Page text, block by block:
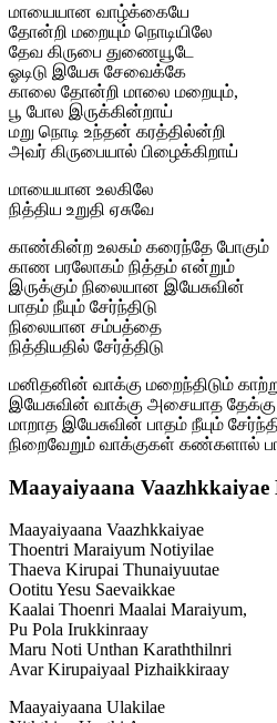
மாயையான வாழ்க்கையே
தோன்றி மறையும் நொடியிலே
தேவ கிருபை துணையூடே
ஓடிடு இயேசு சேவைக்கே
காலை தோன்றி மாலை மறையும்,
பூ போல இருக்கின்றாய்
மறு நொடி உந்தன் கரத்தில்ன்றி
அவர் கிருபையால் பிழைக்கிறாய்
மாயையான உலகிலே
நித்திய உறுதி ஏசுவே
காண்கின்ற உலகம் கரைந்தே போகும்
காண பரலோகம் நித்தம் என்றும்
இருக்கும் நிலையான இயேசுவின்
பாதம் நீயும் சேர்ந்திடு
நிலையான சம்பத்தை
நித்தியதில் சேர்த்திடு
மனிதனின் வாக்கு மறைந்திடும்
இயேசுவின் வாக்கு அசையாத தேக்கு
மாறாத இயேசுவின் பாதம் நீயும்
நிறைவேறும் வாக்குகள் கண்களால்
Maayaiyaana
Maayaiyaana Vaazhkkaiyae
Thoentri Maraiyum Notiyilae
Thaeva Kirupai Thunaiyuutae
Ootitu Yesu Saevaikkae
Kaalai Thoenri Maalai Maraiyum,
Pu Pola Irukkinraay
Maru Noti Unthan Karaththilnri
Avar Kirupaiyaal Pizhaikkiraay
Maayaiyaana Ulakilae